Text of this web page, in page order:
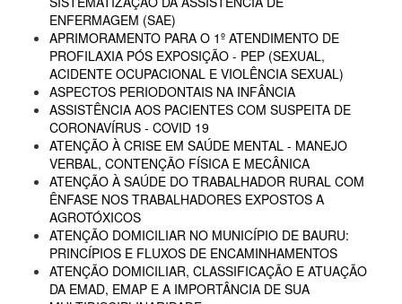
ENFERMAGEM (SAE)
APRIMORAMENTO PARA O 1º ATENDIMENTO DE
PROFILAXIA PÓS EXPOSIÇÃO - PEP (SEXUAL,
ACIDENTE OCUPACIONAL E VIOLÊNCIA SEXUAL)
ASPECTOS PERIODONTAIS NA INFÂNCIA
ASSISTÊNCIA AOS PACIENTES COM SUSPEITA DE
CORONAVÍRUS - COVID 19
ATENÇÃO À CRISE EM SAÚDE MENTAL - MANEJO
VERBAL, CONTENÇÃO FÍSICA E MECÂNICA
ATENÇÃO À SAÚDE DO TRABALHADOR RURAL COM
ÊNFASE NOS TRABALHADORES EXPOSTOS A
AGROTÓXICOS
ATENÇÃO DOMICILIAR NO MUNICÍPIO DE BAURU:
PRINCÍPIOS E FLUXOS DE ENCAMINHAMENTOS
ATENÇÃO DOMICILIAR, CLASSIFICAÇÃO E ATUAÇÃO
DA EMAD, EMAP E A IMPORTÂNCIA DE SUA